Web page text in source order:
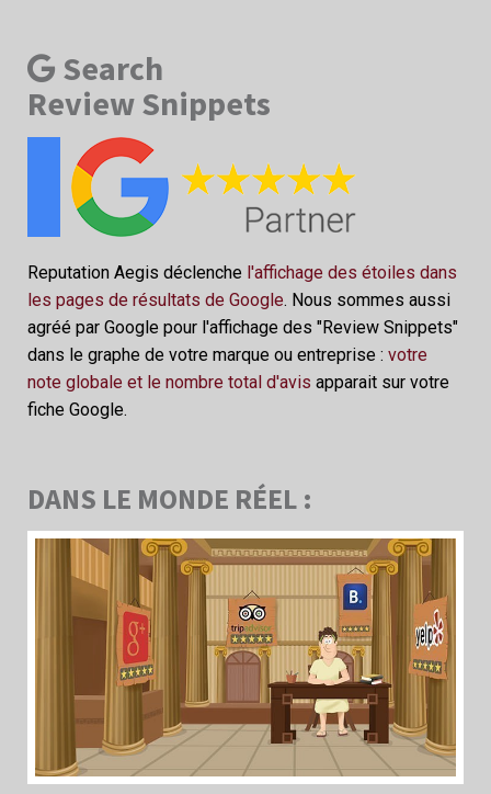
Search
Review Snippets
Reputation Aegis déclenche l'affichage des étoiles dans
les pages de résultats de Google. Nous sommes aussi
agréé par Google pour l'affichage des "Review Snippets"
dans le graphe de votre marque ou entreprise : votre
note globale et le nombre total d'avis apparait sur votre
fiche Google.
DANS LE MONDE RÉEL :